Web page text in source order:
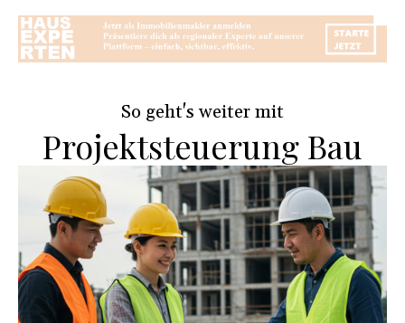
So geht's weiter mit
Projektsteuerung Bau
p